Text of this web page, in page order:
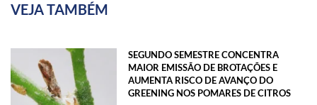
VEJA TAMBÉM
SEGUNDO SEMESTRE CONCENTRA
MAIOR EMISSÃO DE BROTAÇÕES E
AUMENTA RISCO DE AVANÇO DO
GREENING NOS POMARES DE CITROS